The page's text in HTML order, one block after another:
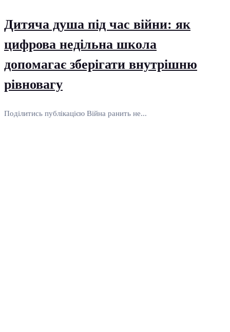
Дитяча душа під час війни: як
цифрова недільна школа
допомагає зберігати внутрішню
рівновагу
Поділитись публікацією Війна ранить не...